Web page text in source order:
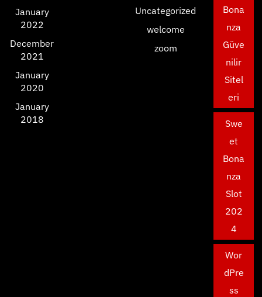
January
2022
December
2021
January
2020
January
2018
Uncategorized
welcome
zoom
Bona
nza
Güve
nilir
Sitel
eri
Swe
et
Bona
nza
Slot
202
4
Wor
dPre
ss